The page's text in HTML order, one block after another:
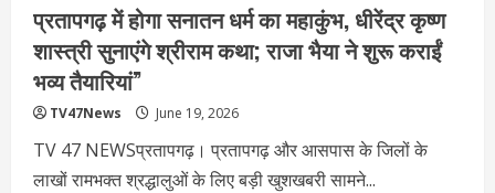
प्रतापगढ़ में होगा सनातन धर्म का महाकुंभ, धीरेंद्र कृष्ण
शास्त्री सुनाएंगे श्रीराम कथा; राजा भैया ने शुरू कराईं
भव्य तैयारियां”
TV47News June 19, 2026
TV 47 NEWSप्रतापगढ़। प्रतापगढ़ और आसपास के जिलों के
लाखों रामभक्त श्रद्धालुओं के लिए बड़ी खुशखबरी सामने...